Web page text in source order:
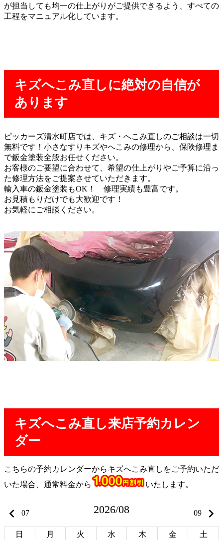
が担当しても均一の仕上がりがご提供できるよう、すべての
工程をマニュアル化しています。
キズへこみ直しに絶対の自信が
あります
ピッカーズ清水町店では、キズ・へこみ直しのご相談は一切
無料です！ 小さなすりキズやへこみの修理から、保険修理ま
で鈑金塗装全般お任せください。
お客様のご要望に合わせて、希望の仕上がりやご予算に沿っ
た修理方法をご提案させていただきます。
輸入車の鈑金塗装もOK！ 修理実績も豊富です。
お見積もりだけでも大歓迎です！
お気軽にご相談ください。
キズへこみ直し来店予約カレン
ダー
こちらの予約カレンダーからキズへこみ直しをご予約いただ
いた場合、通常料金から
いたします。
keyboard_arrow_left 07 2026/08 09 keyboard_arrow_right
日 月 火 水 木 金 土